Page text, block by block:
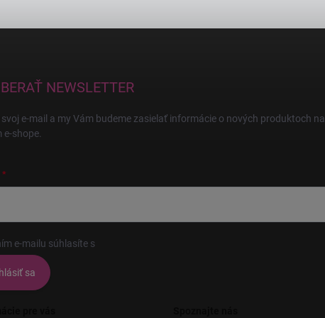
NEWSLETTER
e-mail a my Vám budeme zasielať informácie o nových produktoch na
e-shope.
e-mailu súhlasíte s
sa